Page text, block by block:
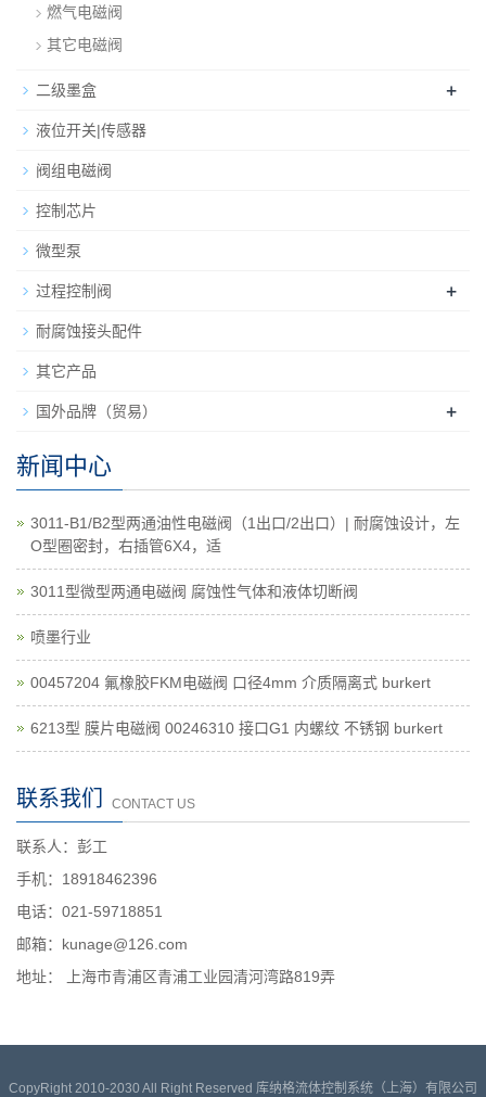
燃气电磁阀
其它电磁阀
二级墨盒 +
液位开关|传感器
阀组电磁阀
控制芯片
微型泵
过程控制阀 +
耐腐蚀接头配件
其它产品
国外品牌（贸易） +
新闻中心
3011-B1/B2型两通油性电磁阀（1出口/2出口）| 耐腐蚀设计，左
O型圈密封，右插管6X4，适
3011型微型两通电磁阀 腐蚀性气体和液体切断阀
喷墨行业
00457204 氟橡胶FKM电磁阀 口径4mm 介质隔离式 burkert
6213型 膜片电磁阀 00246310 接口G1 内螺纹 不锈钢 burkert
联系我们 CONTACT US
联系人：彭工
手机：18918462396
电话：021-59718851
邮箱：kunage@126.com
地址： 上海市青浦区青浦工业园清河湾路819弄
CopyRight 2010-2030 All Right Reserved 库纳格流体控制系统（上海）有限公司